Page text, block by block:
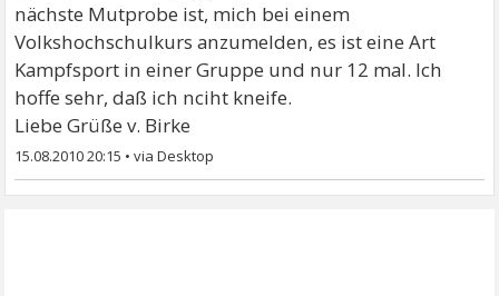
nächste Mutprobe ist, mich bei einem
Volkshochschulkurs anzumelden, es ist eine Art
Kampfsport in einer Gruppe und nur 12 mal. Ich
hoffe sehr, daß ich nciht kneife.
Liebe Grüße v. Birke
15.08.2010 20:15 •